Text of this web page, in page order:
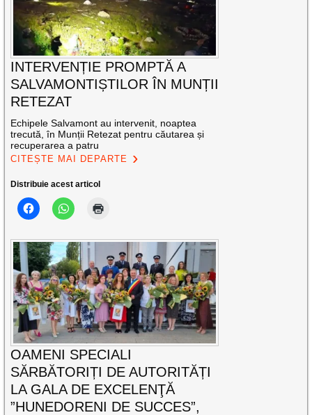
INTERVENȚIE PROMPTĂ A
SALVAMONTIȘTILOR ÎN MUNȚII
RETEZAT
Echipele Salvamont au intervenit, noaptea
trecută, în Munții Retezat pentru căutarea și
recuperarea a patru
CITEȘTE MAI DEPARTE
Distribuie acest articol
OAMENI SPECIALI
SĂRBĂTORIȚI DE AUTORITĂȚI
LA GALA DE EXCELENŢĂ
”HUNEDORENI DE SUCCES”,